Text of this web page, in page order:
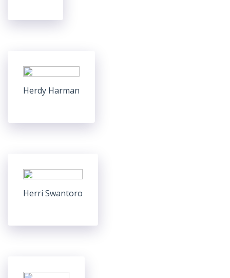
Herdy Harman
Herri Swantoro